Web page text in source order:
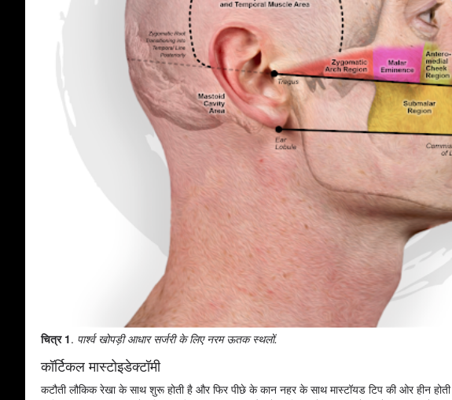
चित्र 1. पार्श्व खोपड़ी आधार सर्जरी के लिए नरम ऊतक स्थलों.
कॉर्टिकल मास्टोइडेक्टॉमी
कटौती लौकिक रेखा के साथ शुरू होती है और फिर पीछे के कान नहर के साथ मास्टॉयड टिप की ओर हीन